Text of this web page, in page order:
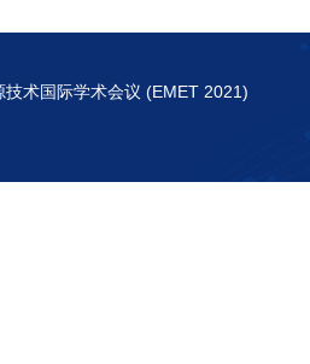
术国际学术会议 (EMET 2021)